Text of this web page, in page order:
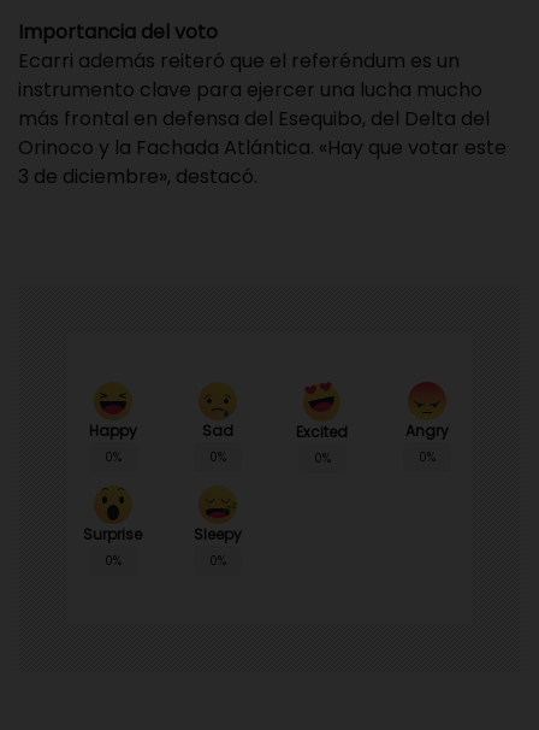
Importancia del voto
Ecarri además reiteró que el referéndum es un
instrumento clave para ejercer una lucha mucho
más frontal en defensa del Esequibo, del Delta del
Orinoco y la Fachada Atlántica. «Hay que votar este
3 de diciembre», destacó.
Happy
0%
Sad
0%
Excited
0%
Angry
0%
Surprise
0%
Sleepy
0%